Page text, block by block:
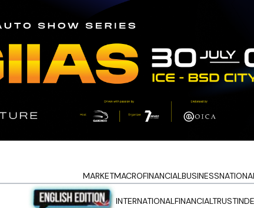
MARKETMACROFINANCIALBUSINESS
INTERNATIONALFINANCIALTRUST